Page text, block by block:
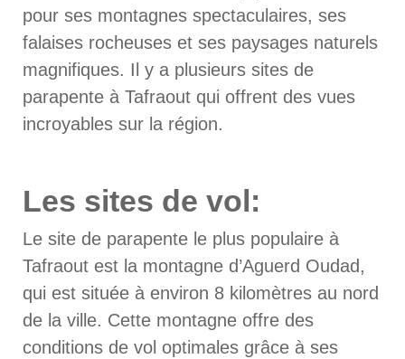
pour ses montagnes spectaculaires, ses
falaises rocheuses et ses paysages naturels
magnifiques. Il y a plusieurs sites de
parapente à Tafraout qui offrent des vues
incroyables sur la région.
Les sites de vol:
Le site de parapente le plus populaire à
Tafraout est la montagne d’Aguerd Oudad,
qui est située à environ 8 kilomètres au nord
de la ville. Cette montagne offre des
conditions de vol optimales grâce à ses